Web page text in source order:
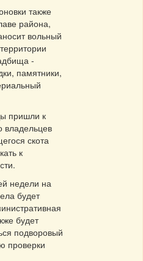
также
района,
вольный
-
памятники,
пришли к
владельцев
скота
к
недели на
будет
будет
подворовый
проверки